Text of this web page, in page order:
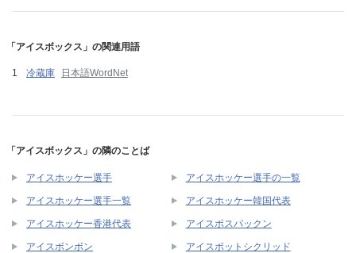
「アイスボックス」の関連用語
冷蔵庫 日本語WordNet
「アイスボックス」の隣のことば
アイスホッケー選手 アイスホッケー選手の一覧
アイスホッケー選手一覧 アイスホッケー韓国代表
アイスホッケー香港代表 アイスボスパックン
アイスボンボン アイスポットシクリッド